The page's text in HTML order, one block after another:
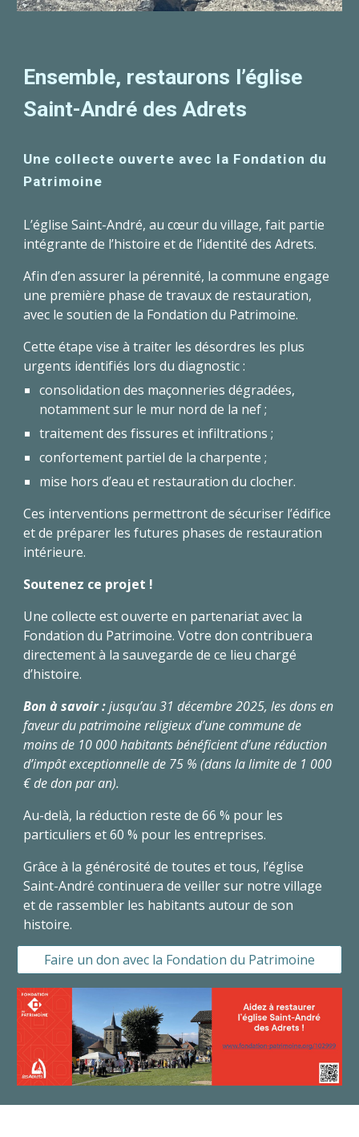
Ensemble, restaurons l’église
Saint-André des Adrets
Une collecte ouverte avec la Fondation du
Patrimoine
L’église Saint-André, au cœur du village, fait partie
intégrante de l’histoire et de l’identité des Adrets.
Afin d’en assurer la pérennité, la commune engage
une première phase de travaux de restauration,
avec le soutien de la Fondation du Patrimoine.
Cette étape vise à traiter les désordres les plus
urgents identifiés lors du diagnostic :
consolidation des maçonneries dégradées,
notamment sur le mur nord de la nef ;
traitement des fissures et infiltrations ;
confortement partiel de la charpente ;
mise hors d’eau et restauration du clocher.
Ces interventions permettront de sécuriser l’édifice
et de préparer les futures phases de restauration
intérieure.
Soutenez ce projet !
Une collecte est ouverte en partenariat avec la
Fondation du Patrimoine. Votre don contribuera
directement à la sauvegarde de ce lieu chargé
d’histoire.
Bon à savoir :jusqu’au 31 décembre 2025, les dons en
faveur du patrimoine religieux d’une commune de
moins de 10 000 habitants bénéficient d’une réduction
d’impôt exceptionnelle de 75 % (dans la limite de 1 000
€ de don par an).
Au-delà, la réduction reste de 66 % pour les
particuliers et 60 % pour les entreprises.
Grâce à la générosité de toutes et tous, l’église
Saint-André continuera de veiller sur notre village
et de rassembler les habitants autour de son
histoire.
Faire un don avec la Fondation du Patrimoine